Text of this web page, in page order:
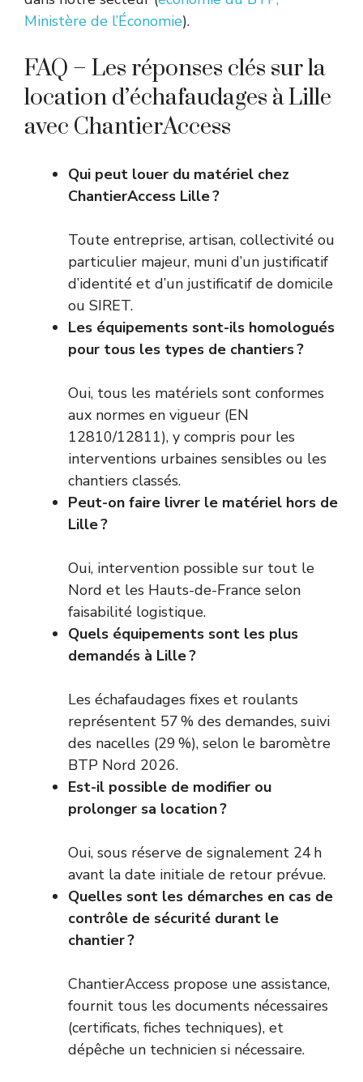
Ministère de l’Économie).
FAQ – Les réponses clés sur la
location d’échafaudages à Lille
avec ChantierAccess
Qui peut louer du matériel chez
ChantierAccess Lille ?
Toute entreprise, artisan, collectivité ou
particulier majeur, muni d’un justificatif
d’identité et d’un justificatif de domicile
ou SIRET.
Les équipements sont-ils homologués
pour tous les types de chantiers ?
Oui, tous les matériels sont conformes
aux normes en vigueur (EN
12810/12811), y compris pour les
interventions urbaines sensibles ou les
chantiers classés.
Peut-on faire livrer le matériel hors de
Lille ?
Oui, intervention possible sur tout le
Nord et les Hauts-de-France selon
faisabilité logistique.
Quels équipements sont les plus
demandés à Lille ?
Les échafaudages fixes et roulants
représentent 57 % des demandes, suivi
des nacelles (29 %), selon le baromètre
BTP Nord 2026.
Est-il possible de modifier ou
prolonger sa location ?
Oui, sous réserve de signalement 24 h
avant la date initiale de retour prévue.
Quelles sont les démarches en cas de
contrôle de sécurité durant le
chantier ?
ChantierAccess propose une assistance,
fournit tous les documents nécessaires
(certificats, fiches techniques), et
dépêche un technicien si nécessaire.